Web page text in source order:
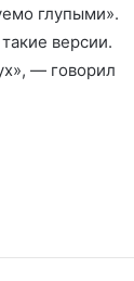
глупыми».
версии.
— говорил